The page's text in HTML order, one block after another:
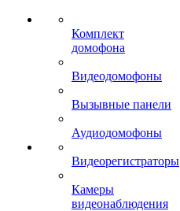
Комплект
домофона
Видеодомофоны
Вызывные панели
Аудиодомофоны
Видеорегистраторы
Камеры
видеонаблюдения